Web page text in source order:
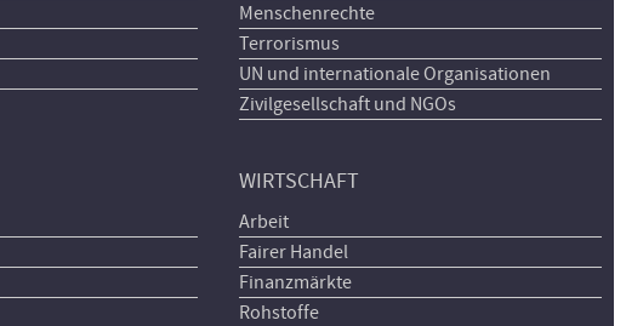
Menschenrechte
Terrorismus
UN und internationale Organisationen
Zivilgesellschaft und NGOs
WIRTSCHAFT
Arbeit
Fairer Handel
Finanzmärkte
Rohstoffe